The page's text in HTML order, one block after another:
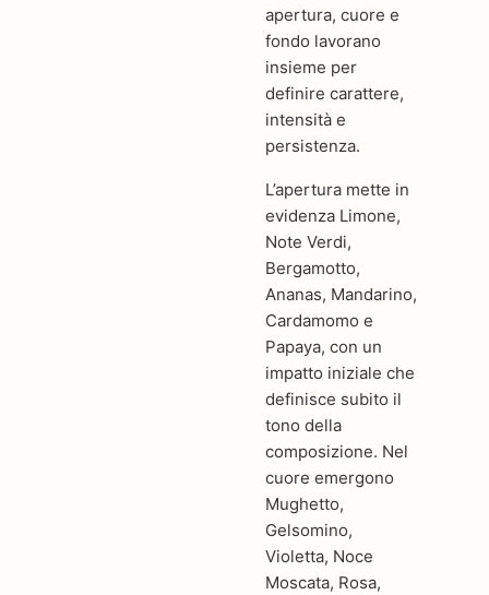
apertura, cuore e
fondo lavorano
insieme per
definire carattere,
intensità e
persistenza.
L’apertura mette in
evidenza Limone,
Note Verdi,
Bergamotto,
Ananas, Mandarino,
Cardamomo e
Papaya, con un
impatto iniziale che
definisce subito il
tono della
composizione. Nel
cuore emergono
Mughetto,
Gelsomino,
Violetta, Noce
Moscata, Rosa,